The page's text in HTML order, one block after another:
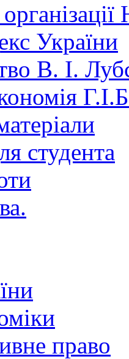
України
В. І.
студента
право